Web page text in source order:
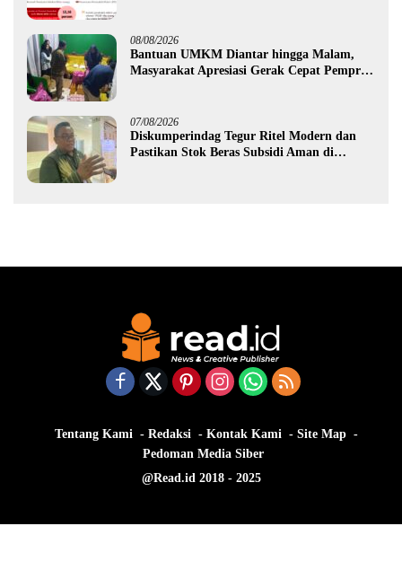
08/08/2026
Bantuan UMKM Diantar hingga Malam,
Masyarakat Apresiasi Gerak Cepat Pemprov
07/08/2026
Diskumperindag Tegur Ritel Modern dan
Pastikan Stok Beras Subsidi Aman di
Tentang Kami Redaksi Kontak Kami
Site Map
Pedoman Media Siber
@Read.id 2018 - 2025